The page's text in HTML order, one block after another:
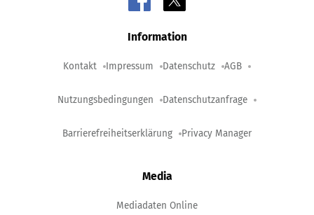
Information
Kontakt Impressum Datenschutz AGB
Nutzungsbedingungen Datenschutzanfrage
Barrierefreiheitserklärung Privacy Manager
Media
Mediadaten Online